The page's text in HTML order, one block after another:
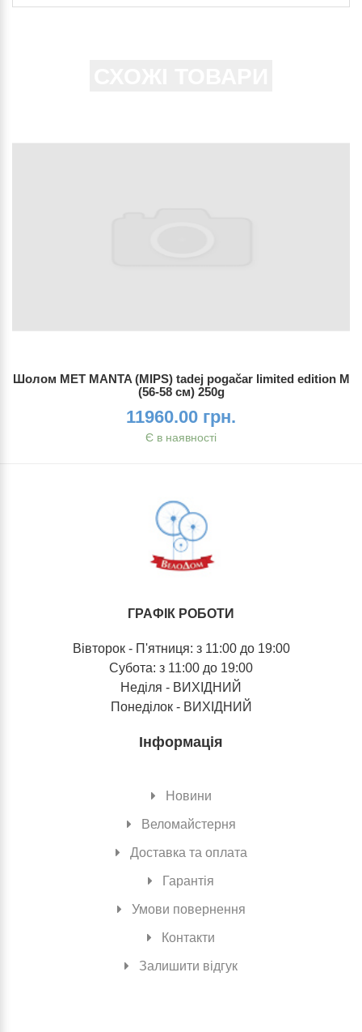
Шолом MET MANTA (MIPS) tadej pogačar limited edition M
(56-58 см) 250g
11960.00 грн.
Є в наявності
ГРАФІК РОБОТИ
Вівторок - П'ятниця: з 11:00 до 19:00
Субота: з 11:00 до 19:00
Неділя - ВИХІДНИЙ
Понеділок - ВИХІДНИЙ
Інформація
Новини
Веломайстерня
Доставка та оплата
Гарантія
Умови повернення
Контакти
Залишити відгук